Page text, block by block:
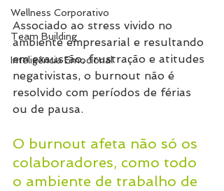
Wellness Corporativo
Team Building
Inteligência Emocional
Associado ao stress vivido no
ambiente empresarial e resultando
em exaustão, frustração e atitudes
negativistas, o burnout não é
resolvido com períodos de férias
ou de pausa.
O burnout afeta não só os
colaboradores, como todo
o ambiente de trabalho de